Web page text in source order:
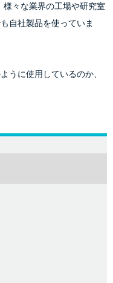
様々な業界の工場や研究室
自社製品を使っていま
うに使用しているのか、